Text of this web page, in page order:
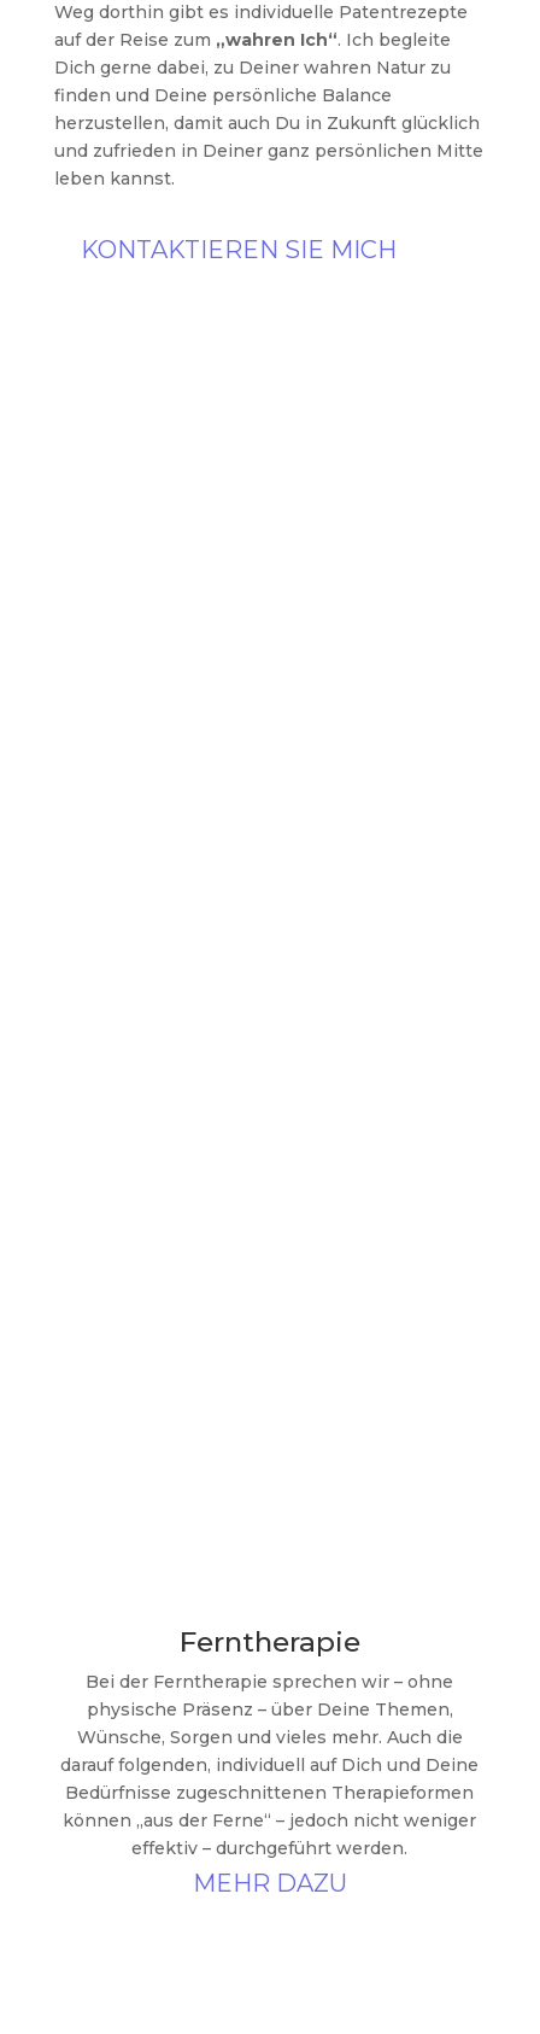
Weg dorthin gibt es individuelle Patentrezepte
auf der Reise zum „wahren Ich“. Ich begleite
Dich gerne dabei, zu Deiner wahren Natur zu
finden und Deine persönliche Balance
herzustellen, damit auch Du in Zukunft glücklich
und zufrieden in Deiner ganz persönlichen Mitte
leben kannst.
KONTAKTIEREN SIE MICH
Ferntherapie
Bei der Ferntherapie sprechen wir – ohne
physische Präsenz – über Deine Themen,
Wünsche, Sorgen und vieles mehr. Auch die
darauf folgenden, individuell auf Dich und Deine
Bedürfnisse zugeschnittenen Therapieformen
können „aus der Ferne“ – jedoch nicht weniger
effektiv – durchgeführt werden.
MEHR DAZU